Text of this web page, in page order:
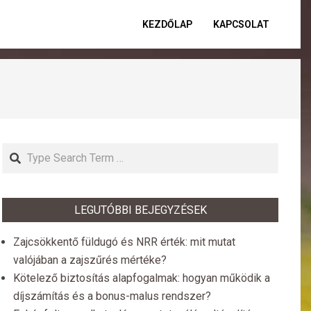
KEZDŐLAP KAPCSOLAT
Search
LEGUTÓBBI BEJEGYZÉSEK
Zajcsökkentő füldugó és NRR érték: mit mutat
valójában a zajszűrés mértéke?
Kötelező biztosítás alapfogalmak: hogyan működik a
díjszámítás és a bonus-malus rendszer?